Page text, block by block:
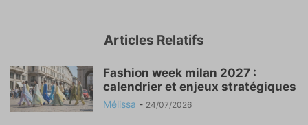
Articles Relatifs
Fashion week milan 2027 :
calendrier et enjeux stratégiques
Mélissa - 24/07/2026